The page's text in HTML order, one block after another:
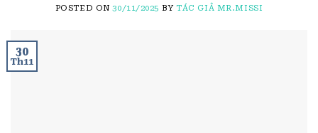
POSTED ON30/11/2025 BYTÁC GIẢ MR.MISSI
30
Th11